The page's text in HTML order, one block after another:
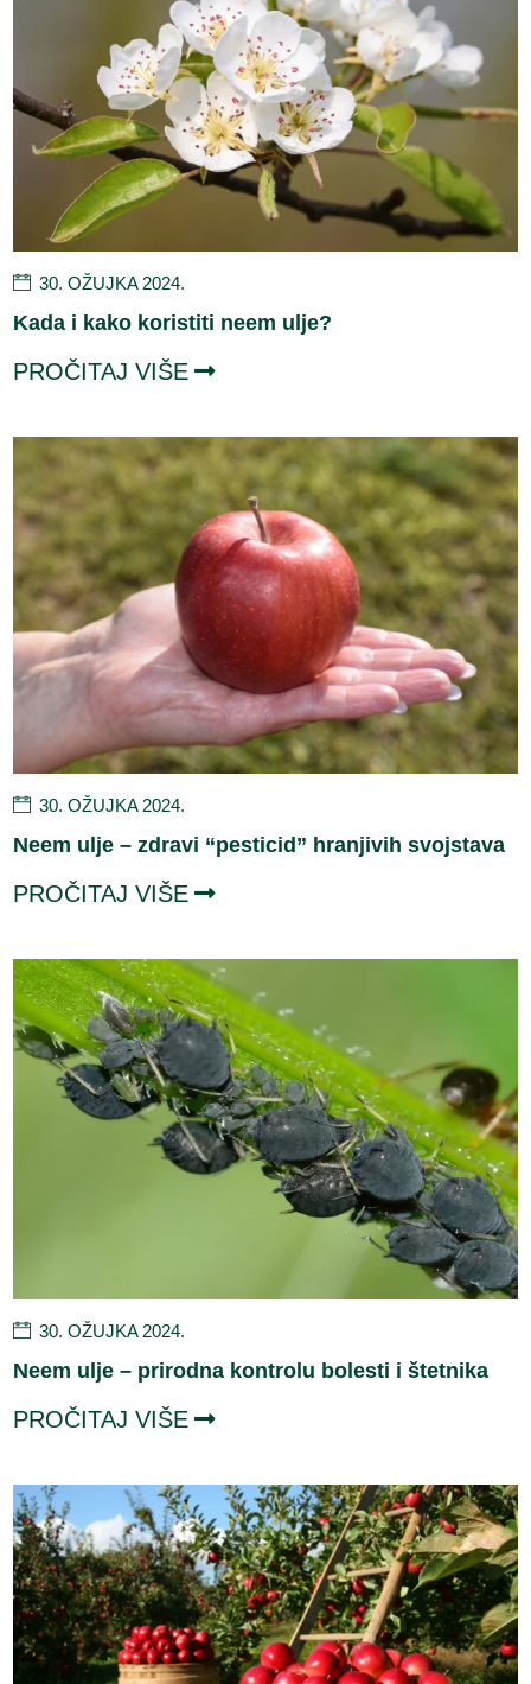
30. OŽUJKA 2024.
Kada i kako koristiti neem ulje?
PROČITAJ VIŠE
30. OŽUJKA 2024.
Neem ulje – zdravi “pesticid” hranjivih svojstava
PROČITAJ VIŠE
30. OŽUJKA 2024.
Neem ulje – prirodna kontrolu bolesti i štetnika
PROČITAJ VIŠE